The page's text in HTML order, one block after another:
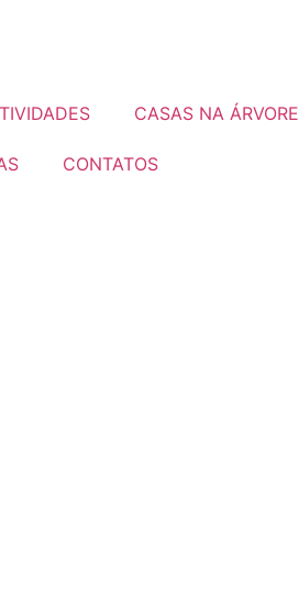
CASAS NA ÁRVORE
CONTATOS